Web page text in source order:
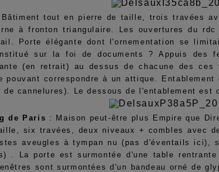
tout en pierre de taille, trois travées
à fronton triangulaire. Les ouvertures du
Porte élégante dont l'ornementation se
sur la foi de documents ? Appuis des
(en retrait) au dessus de chacune des ces
pouvant correspondre à un attique.
de cannelures). Le dessous de l'entablement est
de Paris : Maison peut-être plus Empire que
six travées, deux niveaux + combles avec
aveugles à tympan nu (pas d'éventails
. La porte est surmontée d'une table
sont surmontées d'un bandeau orné de